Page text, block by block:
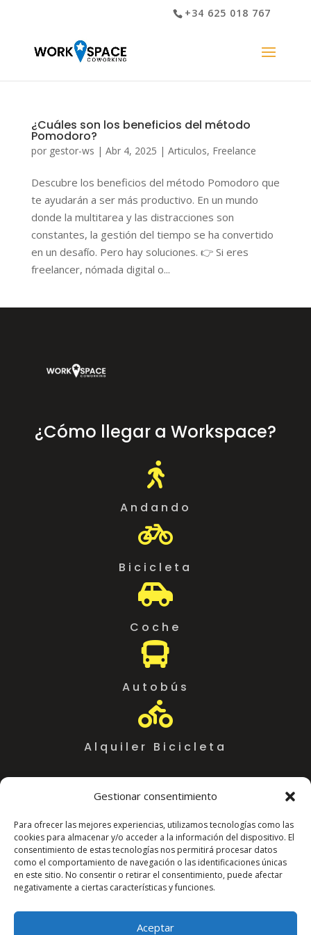
Gestionar consentimiento
Para ofrecer las mejores experiencias, utilizamos tecnologías como las
cookies para almacenar y/o acceder a la información del dispositivo. El
consentimiento de estas tecnologías nos permitirá procesar datos
como el comportamiento de navegación o las identificaciones únicas
en este sitio. No consentir o retirar el consentimiento, puede afectar
negativamente a ciertas características y funciones.
Aceptar
+34 625 018 767
¿Cuáles son los beneficios del método
Pomodoro?
por gestor-ws | Abr 4, 2025 | Articulos, Freelance
Descubre los beneficios del método Pomodoro que
te ayudarán a ser más productivo. En un mundo
donde la multitarea y las distracciones son
constantes, la gestión del tiempo se ha convertido
en un desafío. Pero hay soluciones. 👉 Si eres
freelancer, nómada digital o...
¿Cómo llegar a Workspace?

Andando

Bicicleta

Coche

Autobús

Alquiler Bicicleta